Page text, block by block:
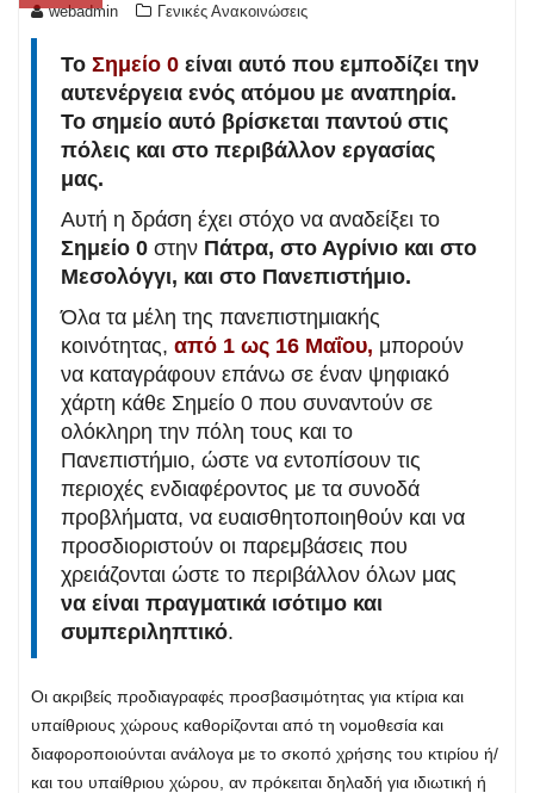
webadmin Γενικές Ανακοινώσεις
Το Σημείο 0 είναι αυτό που εμποδίζει την
αυτενέργεια ενός ατόμου με αναπηρία.
Το σημείο αυτό βρίσκεται παντού στις
πόλεις και στο περιβάλλον εργασίας
μας.
Αυτή η δράση έχει στόχο να αναδείξει το
Σημείο 0 στην Πάτρα, στο Αγρίνιο και στο
Μεσολόγγι, και στο Πανεπιστήμιο.
Όλα τα μέλη της πανεπιστημιακής
κοινότητας, από 1 ως 16 Μαΐου, μπορούν
να καταγράφουν επάνω σε έναν ψηφιακό
χάρτη κάθε Σημείο 0 που συναντούν σε
ολόκληρη την πόλη τους και το
Πανεπιστήμιο, ώστε να εντοπίσουν τις
περιοχές ενδιαφέροντος με τα συνοδά
προβλήματα, να ευαισθητοποιηθούν και να
προσδιοριστούν οι παρεμβάσεις που
χρειάζονται ώστε το περιβάλλον όλων μας
να είναι πραγματικά ισότιμο και
συμπεριληπτικό.
Οι ακριβείς προδιαγραφές προσβασιμότητας για κτίρια και
υπαίθριους χώρους καθορίζονται από τη νομοθεσία και
διαφοροποιούνται ανάλογα με το σκοπό χρήσης του κτιρίου ή/
και του υπαίθριου χώρου, αν πρόκειται δηλαδή για ιδιωτική ή